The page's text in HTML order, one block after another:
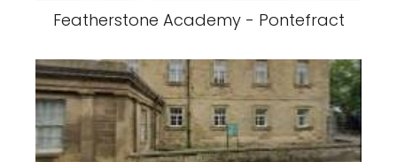
Featherstone Academy - Pontefract